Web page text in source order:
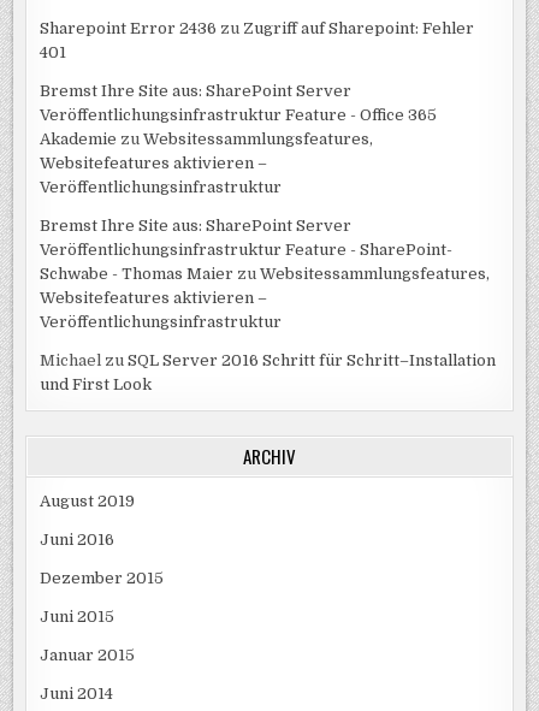
Sharepoint Error 2436 zu Zugriff auf Sharepoint: Fehler
401
Bremst Ihre Site aus: SharePoint Server
Veröffentlichungsinfrastruktur Feature - Office 365
Akademie zuWebsitessammlungsfeatures,
Websitefeatures aktivieren –
Veröffentlichungsinfrastruktur
Bremst Ihre Site aus: SharePoint Server
Veröffentlichungsinfrastruktur Feature - SharePoint-
Schwabe - Thomas Maier zuWebsitessammlungsfeatures,
Websitefeatures aktivieren –
Veröffentlichungsinfrastruktur
Michael zuSQL Server 2016 Schritt für Schritt–Installation
und First Look
ARCHIV
August 2019
Juni 2016
Dezember 2015
Juni 2015
Januar 2015
Juni 2014